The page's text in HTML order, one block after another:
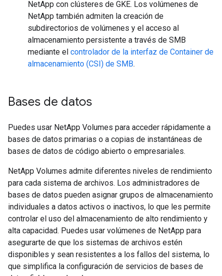
NetApp con clústeres de GKE. Los volúmenes de
NetApp también admiten la creación de
subdirectorios de volúmenes y el acceso al
almacenamiento persistente a través de SMB
mediante el controlador de la interfaz de Container de
almacenamiento (CSI) de SMB.
Bases de datos
Puedes usar NetApp Volumes para acceder rápidamente a
bases de datos primarias o a copias de instantáneas de
bases de datos de código abierto o empresariales.
NetApp Volumes admite diferentes niveles de rendimiento
para cada sistema de archivos. Los administradores de
bases de datos pueden asignar grupos de almacenamiento
individuales a datos activos o inactivos, lo que les permite
controlar el uso del almacenamiento de alto rendimiento y
alta capacidad. Puedes usar volúmenes de NetApp para
asegurarte de que los sistemas de archivos estén
disponibles y sean resistentes a los fallos del sistema, lo
que simplifica la configuración de servicios de bases de